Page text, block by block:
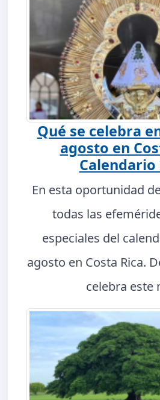
Qué se celebra
agosto en
Calendario
En esta oportunidad
todas las
especiales del
agosto en Costa Rica.
celebra este